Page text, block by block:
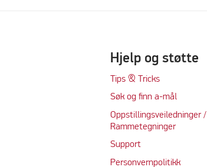
Hjelp og støtte
Tips & Tricks
Søk og finn a-mål
Oppstillingsveiledninger /
Rammetegninger
Support
Personvernpolitikk